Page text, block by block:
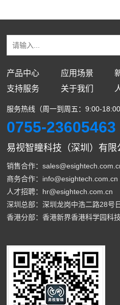
产品中心 应用场景
支持服务
关于我们
服务热线（周一到周五：9:00-18:00
0755-23605463
易视智瞳科技（深圳）有限
销售合作：
商务合作：info@esightech.com.cn
人才招聘：hr@esightech.com.cn
深圳总部：深圳龙岗中浩二路28号
香港分部：香港新界香港科学园科